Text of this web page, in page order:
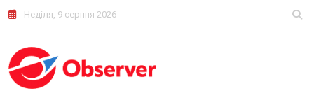
Неділя, 9 серпня 2026